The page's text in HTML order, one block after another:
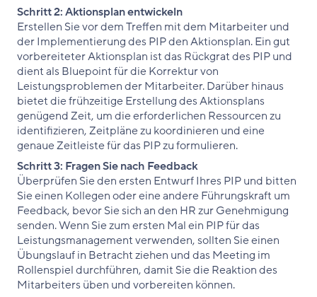
Schritt 2: Aktionsplan entwickeln
Erstellen Sie vor dem Treffen mit dem Mitarbeiter und
der Implementierung des PIP den Aktionsplan. Ein gut
vorbereiteter Aktionsplan ist das Rückgrat des PIP und
dient als Bluepoint für die Korrektur von
Leistungsproblemen der Mitarbeiter. Darüber hinaus
bietet die frühzeitige Erstellung des Aktionsplans
genügend Zeit, um die erforderlichen Ressourcen zu
identifizieren, Zeitpläne zu koordinieren und eine
genaue Zeitleiste für das PIP zu formulieren.
Schritt 3: Fragen Sie nach Feedback
Überprüfen Sie den ersten Entwurf Ihres PIP und bitten
Sie einen Kollegen oder eine andere Führungskraft um
Feedback, bevor Sie sich an den HR zur Genehmigung
senden. Wenn Sie zum ersten Mal ein PIP für das
Leistungsmanagement verwenden, sollten Sie einen
Übungslauf in Betracht ziehen und das Meeting im
Rollenspiel durchführen, damit Sie die Reaktion des
Mitarbeiters üben und vorbereiten können.